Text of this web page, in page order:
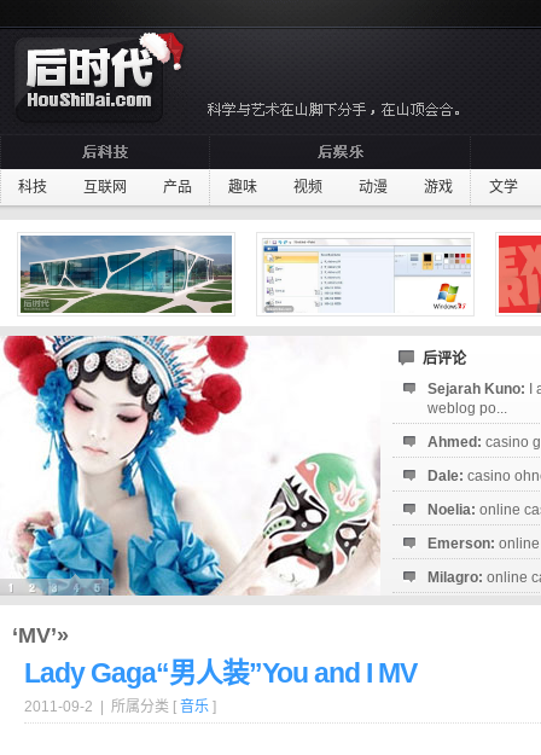
科技 互联网 产品 趣味 视频 动漫 游戏 文学
后评论
Sejarah Kuno:
weblog po...
Ahmed: casino
Dale: casino
Noelia: online
Emerson:
Milagro: online
‘MV’»
Lady Gaga“男人装”You and I MV
2011-09-2 | 所属分类 [ 音乐 ]